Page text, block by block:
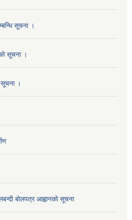
सूचना ।
सूचना ।
।
बोलपत्र आह्वानको सूचना